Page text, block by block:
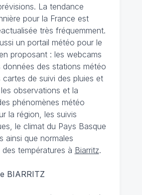
La tendance
pour la France est
très fréquemment.
un portail météo pour le
proposant : les webcams
données des stations météo
cartes de suivi des pluies et
observations et la
phénomènes météo
la région, les suivis
le climat du Pays Basque
ainsi que normales
températures à Biarritz.
BIARRITZ